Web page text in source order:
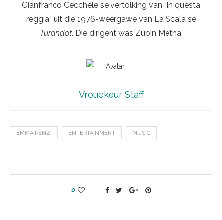
Gianfranco Cecchele se vertolking van “In questa
reggia” uit die 1976-weergawe van La Scala se
Turandot. Die dirigent was Zubin Metha.
Vrouekeur Staff
EMMA RENZI ENTERTAINMENT MUSIC
0